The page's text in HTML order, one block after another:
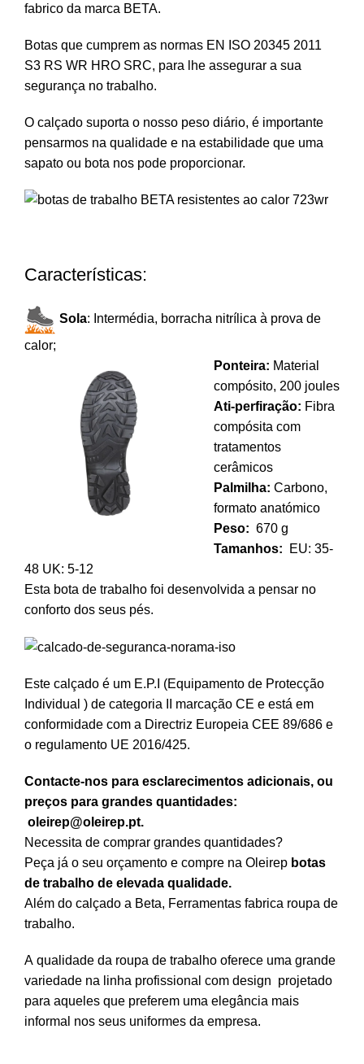
fabrico da marca BETA.
Botas que cumprem as normas EN ISO 20345 2011
S3 RS WR HRO SRC, para lhe assegurar a sua
segurança no trabalho.
O calçado suporta o nosso peso diário, é importante
pensarmos na qualidade e na estabilidade que uma
sapato ou bota nos pode proporcionar.
Características:
Sola: Intermédia, borracha nitrílica à prova de
calor;
Ponteira: Material
compósito, 200 joules
Ati-perfiração: Fibra
compósita com
tratamentos
cerâmicos
Palmilha: Carbono,
formato anatómico
Peso: 670 g
Tamanhos:
EU: 35-
48 UK: 5-12
Esta bota de trabalho foi desenvolvida a pensar no
conforto dos seus pés.
Este calçado é um E.P.I (Equipamento de Protecção
Individual ) de categoria II marcação CE e está em
conformidade com a Directriz Europeia CEE 89/686 e
o regulamento UE 2016/425.
Contacte-nos para esclarecimentos adicionais, ou
preços para grandes quantidades:
oleirep@oleirep.pt.
Necessita de comprar grandes quantidades?
Peça já o seu orçamento e compre na Oleirep botas
de trabalho de elevada qualidade.
Além do calçado a Beta, Ferramentas fabrica roupa de
trabalho.
A qualidade da roupa de trabalho oferece uma grande
variedade na linha profissional com design projetado
para aqueles que preferem uma elegância mais
informal nos seus uniformes da empresa.